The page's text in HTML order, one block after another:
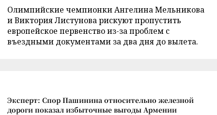
Олимпийские чемпионки Ангелина Мельникова
и Виктория Листунова рискуют пропустить
европейское первенство из-за проблем с
въездными документами за два дня до вылета.
Эксперт: Спор Пашинина относительно железной
дороги показал избыточные выгоды Армении